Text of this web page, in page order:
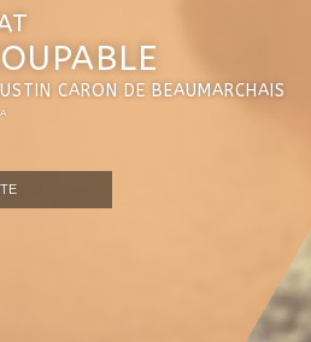
CARON DE BEAUMARCHAIS